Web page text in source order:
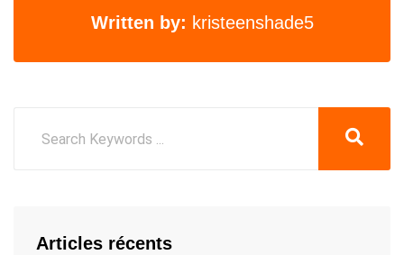
Written by: kristeenshade5
Articles récents